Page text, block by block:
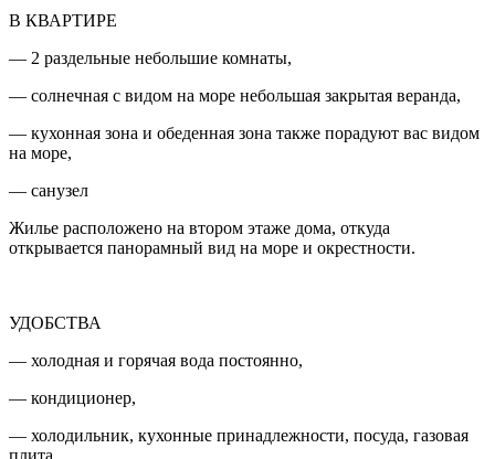
В КВАРТИРЕ
— 2 раздельные небольшие комнаты,
— солнечная с видом на море небольшая закрытая веранда,
— кухонная зона и обеденная зона также порадуют вас видом
на море,
— санузел
Жилье расположено на втором этаже дома, откуда
открывается панорамный вид на море и окрестности.
УДОБСТВА
— холодная и горячая вода постоянно,
— кондиционер,
— холодильник, кухонные принадлежности, посуда, газовая